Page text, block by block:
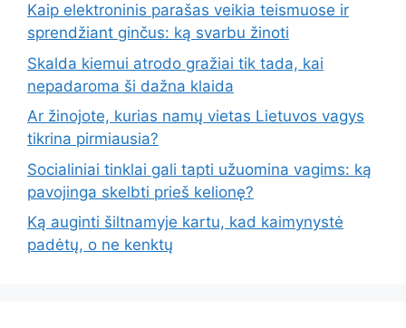
Kaip elektroninis parašas veikia teismuose ir
sprendžiant ginčus: ką svarbu žinoti
Skalda kiemui atrodo gražiai tik tada, kai
nepadaroma ši dažna klaida
Ar žinojote, kurias namų vietas Lietuvos vagys
tikrina pirmiausia?
Socialiniai tinklai gali tapti užuomina vagims: ką
pavojinga skelbti prieš kelionę?
Ką auginti šiltnamyje kartu, kad kaimynystė
padėtų, o ne kenktų